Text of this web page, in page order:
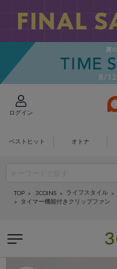
ログイン
ベストヒット オトナ
TOP 3COINS ライフスタイル
タイマー機能付きクリップファン